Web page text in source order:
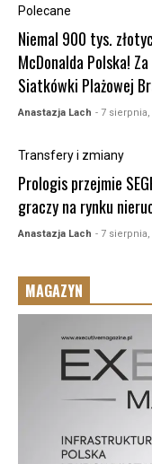
Polecane
Niemal 900 tys.
McDonalda Polska!
Siatkówki Plażowej
Anastazja Lach - 7 sierpnia,
Transfery i zmiany
Prologis przejmie
graczy na rynku
Anastazja Lach - 7 sierpnia,
MAGAZYN